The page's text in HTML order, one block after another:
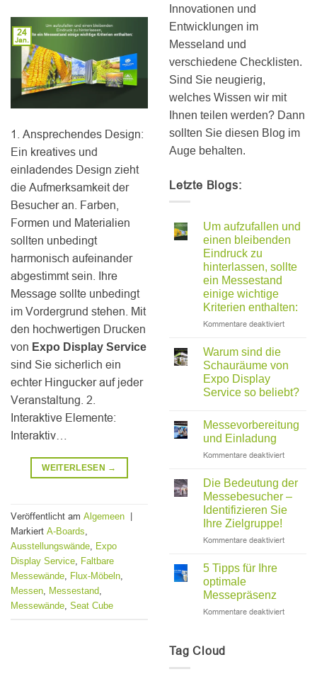
24
Jan.
1. Ansprechendes Design:
Ein kreatives und
einladendes Design zieht
die Aufmerksamkeit der
Besucher an. Farben,
Formen und Materialien
sollten unbedingt
harmonisch aufeinander
abgestimmt sein. Ihre
Message sollte unbedingt
im Vordergrund stehen. Mit
den hochwertigen Drucken
von Expo Display Service
sind Sie sicherlich ein
echter Hingucker auf jeder
Veranstaltung. 2.
Interaktive Elemente:
Interaktiv…
WEITERLESEN →
Veröffentlicht am Algemeen |
Markiert A-Boards
Ausstellungswände
Expo
Display Service
Faltbare
Messewände
Flux-Möbeln
Messen Messestand
Messewände Seat Cube
Innovationen und
Entwicklungen im
Messeland und
verschiedene Checklisten.
Sind Sie neugierig,
welches Wissen wir mit
Ihnen teilen werden? Dann
sollten Sie diesen Blog im
Auge behalten.
Letzte Blogs:
Um aufzufallen und
einen bleibenden
Eindruck zu
hinterlassen, sollte
ein Messestand
einige wichtige
Kriterien enthalten:
Kommentare deaktiviertfür
einen
Eindruck
sollte
wichtige
Warum sind die
Schauräume von
Expo Display
Service so beliebt?
Messevorbereitung
und Einladung
Kommentare deaktiviertfür
und
Die Bedeutung der
Messebesucher –
Identifizieren Sie
Ihre Zielgruppe!
Kommentare deaktiviertfür
5 Tipps für Ihre
optimale
Messepräsenz
Kommentare deaktiviertfür
Tag Cloud